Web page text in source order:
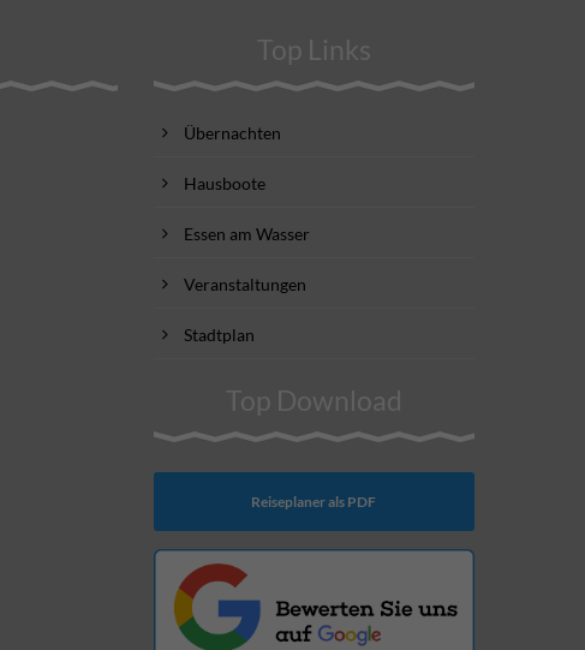
Top Links
Übernachten
Hausboote
Essen am Wasser
Veranstaltungen
Stadtplan
Top Download
Reiseplaner als PDF